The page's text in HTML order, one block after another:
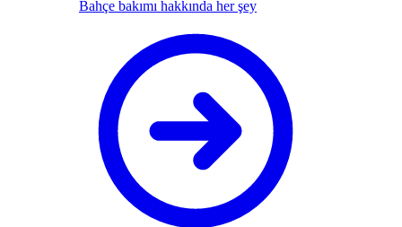
Bahçe bakımı hakkında her şey